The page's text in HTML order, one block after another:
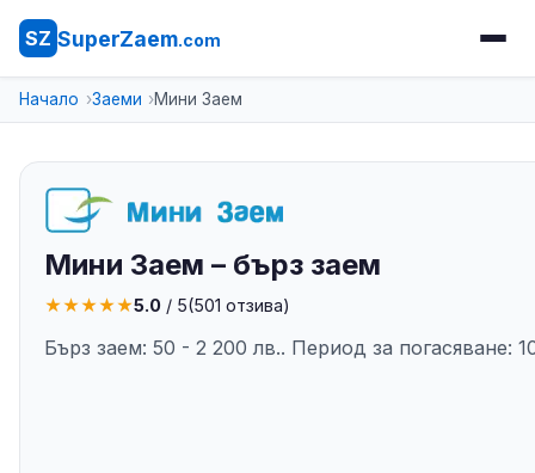
SZ SuperZaem.com
Начало Заеми Мини Заем
Мини Заем – бърз заем
★★★★★5.0 / 5(501 отзива)
Бърз заем: 50 - 2 200 лв.. Период за погасяване: